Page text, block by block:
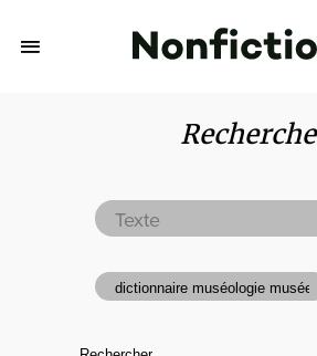
Recherche